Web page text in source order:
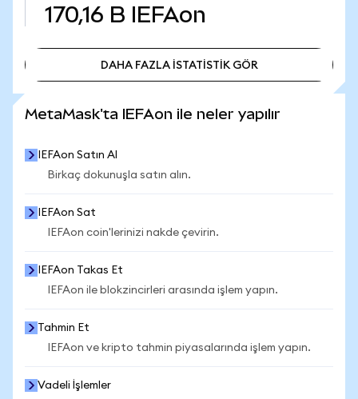
170,16 B IEFAon
DAHA FAZLA İSTATİSTİK GÖR
MetaMask'ta IEFAon ile neler yapılır
IEFAon Satın Al
Birkaç dokunuşla satın alın.
IEFAon Sat
IEFAon coin'lerinizi nakde çevirin.
IEFAon Takas Et
IEFAon ile blokzincirleri arasında işlem yapın.
Tahmin Et
IEFAon ve kripto tahmin piyasalarında işlem yapın.
Vadeli İşlemler